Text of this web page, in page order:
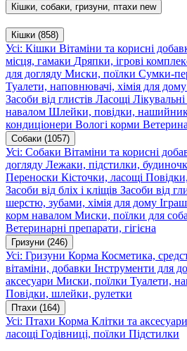
Кішки, собаки, гризуни, птахи new
Кішки (858)
Усі: Кішки Вітаміни та корисні
місця, гамаки Дряпки, ігрові
для догляду Миски, поїлки Сумки-
Туалети, наповнювачі, хімія для дому
Засоби від глистів Ласощі
навалом Шлейки, повідки,
кондиціонери Вологі корми
Собаки (1057)
Усі: Собаки Вітаміни та корисні
догляду Лежаки, підстилки,
Переноски Кісточки, ласощі
Засоби від бліх і кліщів Засоби від
шерстю, зубами, хімія для дому
корм навалом Миски, поїлки для
Ветеринарні препарати, гігієна
Гризуни (246)
Усі: Гризуни Корма Косметика,
вітаміни, добавки Інструменти для
аксесуари Миски, поїлки Туалети,
Повідки, шлейки, рулетки
Птахи (164)
Усі: Птахи Корма Клітки та аксесуари
ласощі Годівниці, поїлки Підстилки